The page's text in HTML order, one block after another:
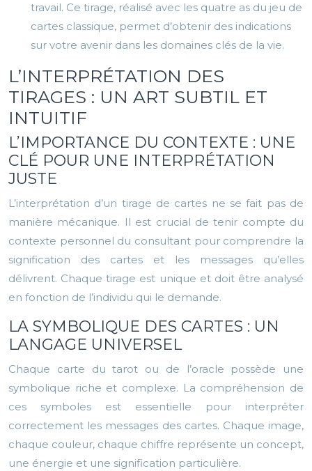
travail. Ce tirage, réalisé avec les quatre as du jeu de
cartes classique, permet d’obtenir des indications
sur votre avenir dans les domaines clés de la vie.
L’INTERPRÉTATION DES
TIRAGES : UN ART SUBTIL ET
INTUITIF
L’IMPORTANCE DU CONTEXTE : UNE
CLÉ POUR UNE INTERPRÉTATION
JUSTE
L’interprétation d’un tirage de cartes ne se fait pas de
manière mécanique. Il est crucial de tenir compte du
contexte personnel du consultant pour comprendre la
signification des cartes et les messages qu’elles
délivrent. Chaque tirage est unique et doit être analysé
en fonction de l’individu qui le demande.
LA SYMBOLIQUE DES CARTES : UN
LANGAGE UNIVERSEL
Chaque carte du tarot ou de l’oracle possède une
symbolique riche et complexe. La compréhension de
ces symboles est essentielle pour interpréter
correctement les messages des cartes. Chaque image,
chaque couleur, chaque chiffre représente un concept,
une énergie et une signification particulière.